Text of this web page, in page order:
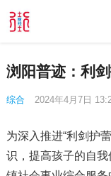
浏阳普迹：利
综合 2024年4月7日
为深入推进“利剑护
识，提高孩子的自